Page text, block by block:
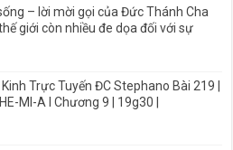
– lời mời gọi của Đức Thánh Cha
giới còn nhiều đe dọa đối với sự
Trực Tuyến ĐC Stephano Bài 219 |
MI-A I Chương 9 | 19g30 |